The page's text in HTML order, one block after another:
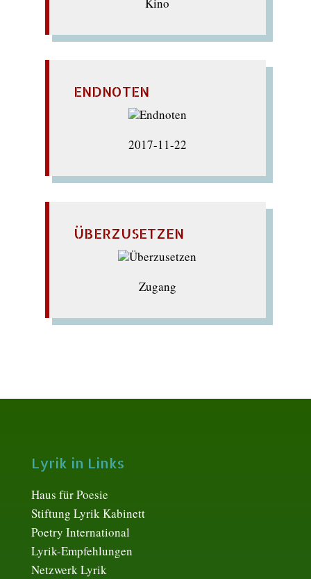
ENDNOTEN
2017-11-22
ÜBERZUSETZEN
Zugang
Lyrik in Links
Haus für Poesie
Stiftung Lyrik Kabinett
Poetry International
Lyrik-Empfehlungen
Netzwerk Lyrik